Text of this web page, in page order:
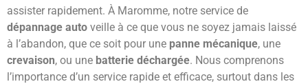
assister rapidement. À Maromme, notre service de
dépannage auto veille à ce que vous ne soyez jamais laissé
à l’abandon, que ce soit pour une panne mécanique, une
crevaison, ou une batterie déchargée. Nous comprenons
l’importance d’un service rapide et efficace, surtout dans les